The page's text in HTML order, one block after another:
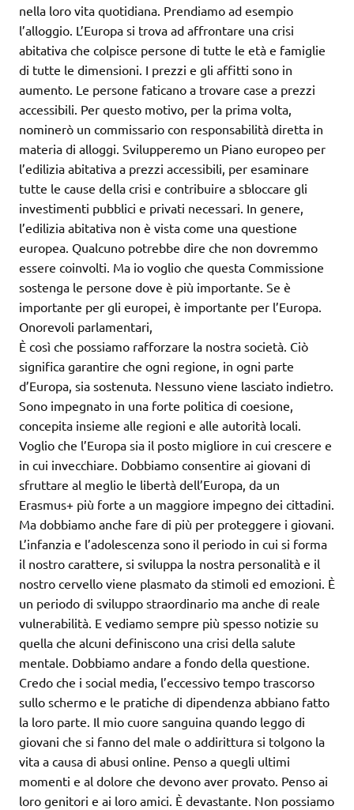
nella loro vita quotidiana. Prendiamo ad esempio
l’alloggio. L’Europa si trova ad affrontare una crisi
abitativa che colpisce persone di tutte le età e famiglie
di tutte le dimensioni. I prezzi e gli affitti sono in
aumento. Le persone faticano a trovare case a prezzi
accessibili. Per questo motivo, per la prima volta,
nominerò un commissario con responsabilità diretta in
materia di alloggi. Svilupperemo un Piano europeo per
l’edilizia abitativa a prezzi accessibili, per esaminare
tutte le cause della crisi e contribuire a sbloccare gli
investimenti pubblici e privati necessari. In genere,
l’edilizia abitativa non è vista come una questione
europea. Qualcuno potrebbe dire che non dovremmo
essere coinvolti. Ma io voglio che questa Commissione
sostenga le persone dove è più importante. Se è
importante per gli europei, è importante per l’Europa.
Onorevoli parlamentari,
È così che possiamo rafforzare la nostra società. Ciò
significa garantire che ogni regione, in ogni parte
d’Europa, sia sostenuta. Nessuno viene lasciato indietro.
Sono impegnato in una forte politica di coesione,
concepita insieme alle regioni e alle autorità locali.
Voglio che l’Europa sia il posto migliore in cui crescere e
in cui invecchiare. Dobbiamo consentire ai giovani di
sfruttare al meglio le libertà dell’Europa, da un
Erasmus+ più forte a un maggiore impegno dei cittadini.
Ma dobbiamo anche fare di più per proteggere i giovani.
L’infanzia e l’adolescenza sono il periodo in cui si forma
il nostro carattere, si sviluppa la nostra personalità e il
nostro cervello viene plasmato da stimoli ed emozioni. È
un periodo di sviluppo straordinario ma anche di reale
vulnerabilità. E vediamo sempre più spesso notizie su
quella che alcuni definiscono una crisi della salute
mentale. Dobbiamo andare a fondo della questione.
Credo che i social media, l’eccessivo tempo trascorso
sullo schermo e le pratiche di dipendenza abbiano fatto
la loro parte. Il mio cuore sanguina quando leggo di
giovani che si fanno del male o addirittura si tolgono la
vita a causa di abusi online. Penso a quegli ultimi
momenti e al dolore che devono aver provato. Penso ai
loro genitori e ai loro amici. È devastante. Non possiamo